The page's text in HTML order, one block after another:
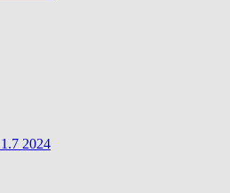
2024